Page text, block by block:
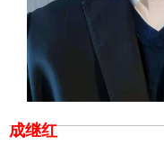
成继红